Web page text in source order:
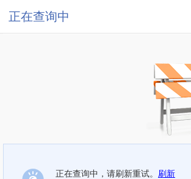
正在查询中
正在查询中，请刷新重试。 刷新